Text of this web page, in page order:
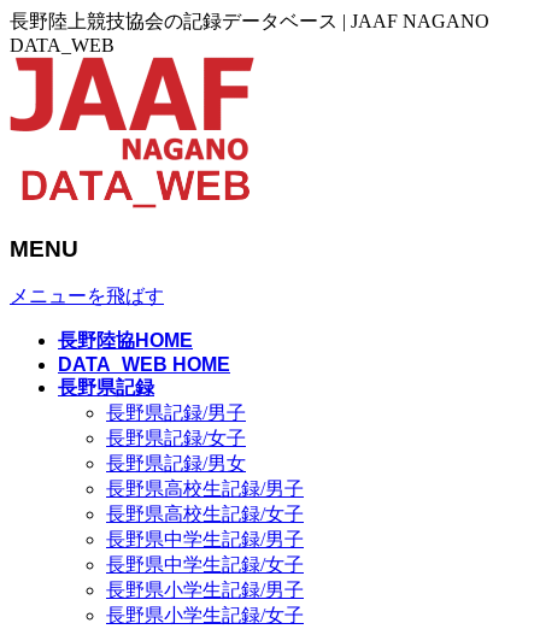
長野陸上競技協会の記録データベース | JAAF NAGANO
DATA_WEB
MENU
メニューを飛ばす
長野陸協HOME
DATA_WEB HOME
長野県記録
長野県記録/男子
長野県記録/女子
長野県記録/男女
長野県高校生記録/男子
長野県高校生記録/女子
長野県中学生記録/男子
長野県中学生記録/女子
長野県小学生記録/男子
長野県小学生記録/女子